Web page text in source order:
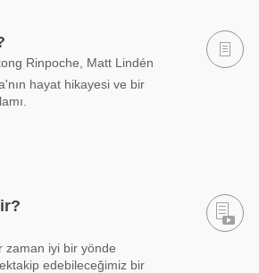
Rinpoche, Matt Lindén
hayat hikayesi ve bir
zaman iyi bir yönde
edebileceğimiz bir